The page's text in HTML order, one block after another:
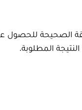
الصحيحة للحصول
المطلوبة.